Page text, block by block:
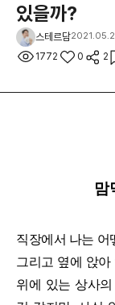
있을까?
스테르담
1772 0 2
맘
직장에서 나는 어
그리고 옆에 앉아
위에 있는 상사